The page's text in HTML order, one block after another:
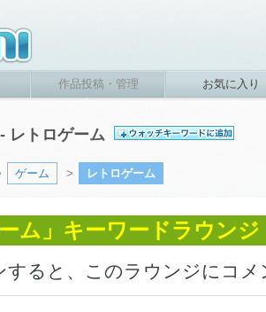
作品投稿・管理 お気に入り
レトロゲーム
ゲーム > レトロゲーム
ム」キーワードラウンジ
すると、このラウンジにコ